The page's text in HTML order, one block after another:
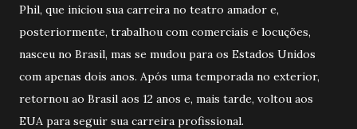
Phil, que iniciou sua carreira no teatro amador e,
posteriormente, trabalhou com comerciais e locuções,
nasceu no Brasil, mas se mudou para os Estados Unidos
com apenas dois anos. Após uma temporada no exterior,
retornou ao Brasil aos 12 anos e, mais tarde, voltou aos
EUA para seguir sua carreira profissional.